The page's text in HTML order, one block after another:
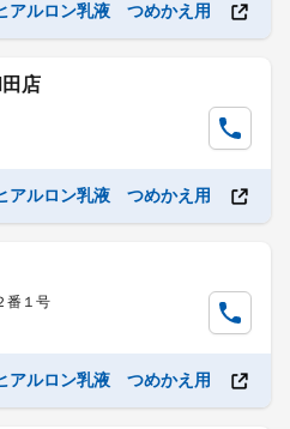
ルロン乳液 つめかえ用
店
ルロン乳液 つめかえ用
番１号
ルロン乳液 つめかえ用